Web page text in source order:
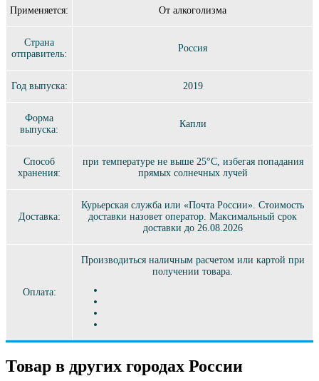
Применяется: От алкоголизма
Страна
отправитель:
Россия
Год выпуска: 2019
Форма
выпуска:
Капли
Способ
хранения:
при температуре не выше 25°C, избегая попадания
прямых солнечных лучей
Доставка:
Курьерская служба или «Почта России». Стоимость
доставки назовет оператор. Максимальный срок
доставки до 26.08.2026
Оплата:
Производиться наличным расчетом или картой при
получении товара.
Товар в других городах России